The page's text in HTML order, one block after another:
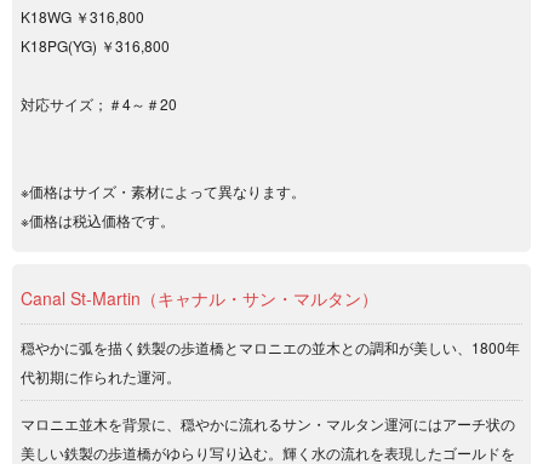
K18WG ￥316,800
K18PG(YG) ￥316,800
対応サイズ；＃4～＃20
※価格はサイズ・素材によって異なります。
※価格は税込価格です。
Canal St-Martin（キャナル・サン・マルタン）
穏やかに弧を描く鉄製の歩道橋とマロニエの並木との調和が美しい、1800年
代初期に作られた運河。
マロニエ並木を背景に、穏やかに流れるサン・マルタン運河にはアーチ状の
美しい鉄製の歩道橋がゆらり写り込む。輝く水の流れを表現したゴールドを